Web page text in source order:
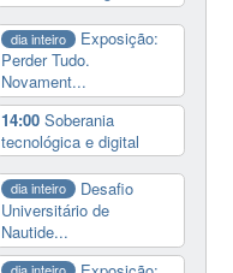
dia inteiro
Exposição:
Perder Tudo.
Novament...
14:00Soberania
tecnológica e digital
dia inteiro
Desafio
Universitário de
Nautide...